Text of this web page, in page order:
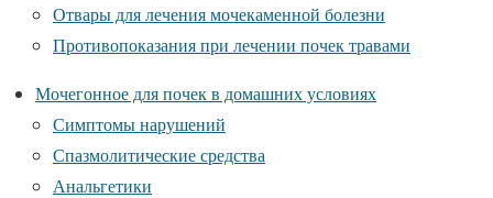
Отвары для лечения мочекаменной болезни
Противопоказания при лечении почек травами
Мочегонное для почек в домашних условиях
Симптомы нарушений
Спазмолитические средства
Анальгетики